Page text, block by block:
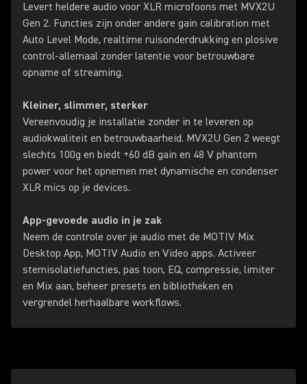
Levert heldere audio voor XLR microfoons met MVX2U
Gen 2. Functies zijn onder andere gain calibration met
Auto Level Mode, realtime ruisonderdrukking en plosive
control-allemaal zonder latentie voor betrouwbare
opname of streaming.
Kleiner, slimmer, sterker
Vereenvoudig je installatie zonder in te leveren op
audiokwaliteit en betrouwbaarheid. MVX2U Gen 2 weegt
slechts 100g en biedt +60 dB gain en 48 V phantom
power voor het opnemen met dynamische en condenser
XLR mics op je devices.
App-gevoede audio in je zak
Neem de controle over je audio met de MOTIV Mix
Desktop App, MOTIV Audio en Video apps. Activeer
stemisolatiefuncties, pas toon, EQ, compressie, limiter
en Mix aan, beheer presets en bibliotheken en
vergrendel herhaalbare workflows.